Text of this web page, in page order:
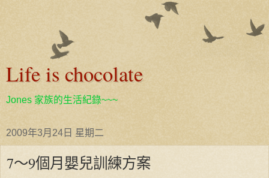
Life is chocolate
Jones 家族的生活紀錄~~~
2009年3月24日 星期二
7～9個月嬰兒訓練方案